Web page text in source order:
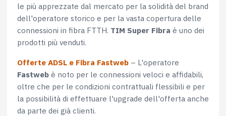
le più apprezzate dal mercato per la solidità del brand
dell'operatore storico e per la vasta copertura delle
connessioni in fibra FTTH. TIM Super Fibra è uno dei
prodotti più venduti.
Offerte ADSL e Fibra Fastweb – L'operatore
Fastweb è noto per le connessioni veloci e affidabili,
oltre che per le condizioni contrattuali flessibili e per
la possibilità di effettuare l'upgrade dell'offerta anche
da parte dei già clienti.